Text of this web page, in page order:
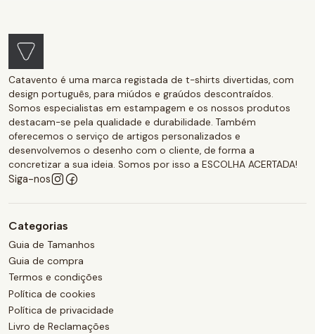
Catavento é uma marca registada de t-shirts divertidas, com
design português, para miúdos e graúdos descontraídos.
Somos especialistas em estampagem e os nossos produtos
destacam-se pela qualidade e durabilidade. Também
oferecemos o serviço de artigos personalizados e
desenvolvemos o desenho com o cliente, de forma a
concretizar a sua ideia. Somos por isso a ESCOLHA ACERTADA!
Siga-nos
Categorias
Guia de Tamanhos
Guia de compra
Termos e condições
Política de cookies
Política de privacidade
Livro de Reclamações